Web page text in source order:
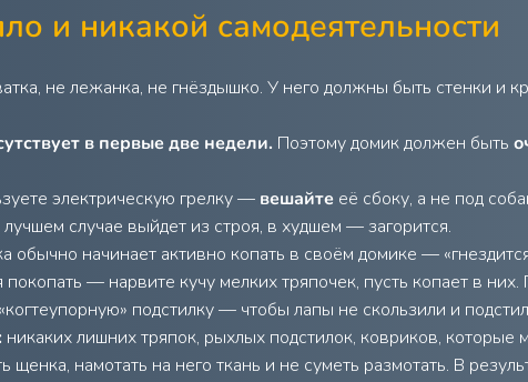
и никакой самодеятельности
не лежанка, не гнёздышко. У него должны быть стенки и
в первые две недели. Поэтому домик должен быть
электрическую грелку — вешайте её сбоку, а не под
лучшем случае выйдет из строя, в худшем — загорится.
обычно начинает активно копать в своём домике —
покопать — нарвите кучу мелких тряпочек, пусть копает в
подстилку — чтобы лапы не скользили и
никаких лишних тряпок, рыхлых подстилок, ковриков, которые
щенка, намотать на него ткань и не суметь размотать. В